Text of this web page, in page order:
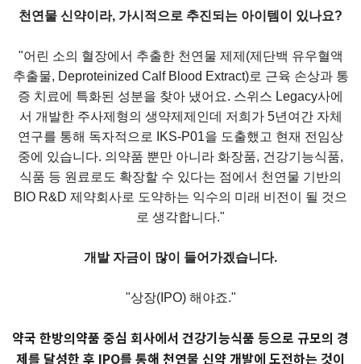
천연물 신약이라, 가시적으로 추진되는 아이템이 있나요?
"어린 소의 혈장에서 추출한 천연물 제제(제단백 유우혈액
추출물, Deproteinized Calf Blood Extract)로 근육 손상과 통
증 치료에 특화된 성분을 찾아 냈어요. 스위스 Legacy사에
서 개발한 주사제형의 생약제제인데 저희가 5년여간 자체
연구를 통해 독자적으로 IKS-P01을 도출했고 현재 전임상
중에 있습니다. 의약품 뿐만 아니라 화장품, 건강기능식품,
식품 등 원료로도 확장할 수 있다는 점에서 천연물 기반의
BIO R&D 제약회사로 도약하는 익수의 미래 비전이 될 것으
로 생각합니다."
개발 자금이 많이 들어가겠습니다.
"상장(IPO) 해야죠."
약국 한방의약품 중심 회사에서 건강기능식품 등으로 규모의 경
제를 달성한 후 IPO를 통해 천연물 신약 개발에 도전하는 것이